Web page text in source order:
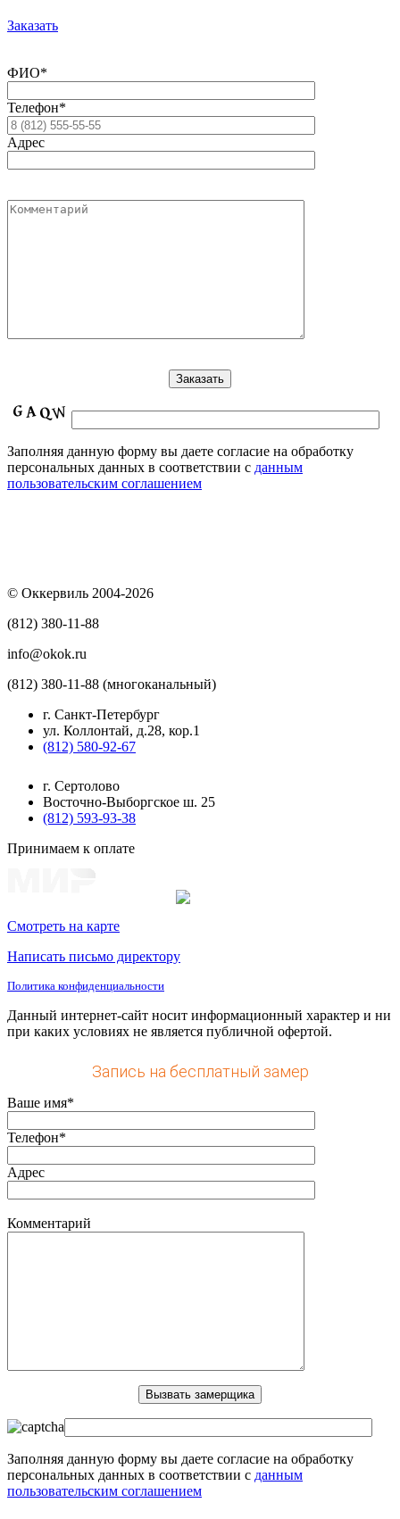
Заказать
ФИО*
Телефон*
Адрес
Заполняя данную форму вы даете согласие на обработку
персональных данных в соответствии с данным
пользовательским соглашением
© Оккервиль 2004-2026
(812) 380-11-88
info@okok.ru
(812) 380-11-88 (многоканальный)
г. Санкт-Петербург
ул. Коллонтай, д.28, кор.1
(812) 580-92-67
г. Сертолово
Восточно-Выборгское ш. 25
(812) 593-93-38
Принимаем к оплате
Смотреть на карте
Написать письмо директору
Политика конфиденциальности
Данный интернет-сайт носит информационный характер и ни
при каких условиях не является публичной офертой.
Запись на бесплатный замер
Ваше имя*
Телефон*
Адрес
Комментарий
Заполняя данную форму вы даете согласие на обработку
персональных данных в соответствии с данным
пользовательским соглашением